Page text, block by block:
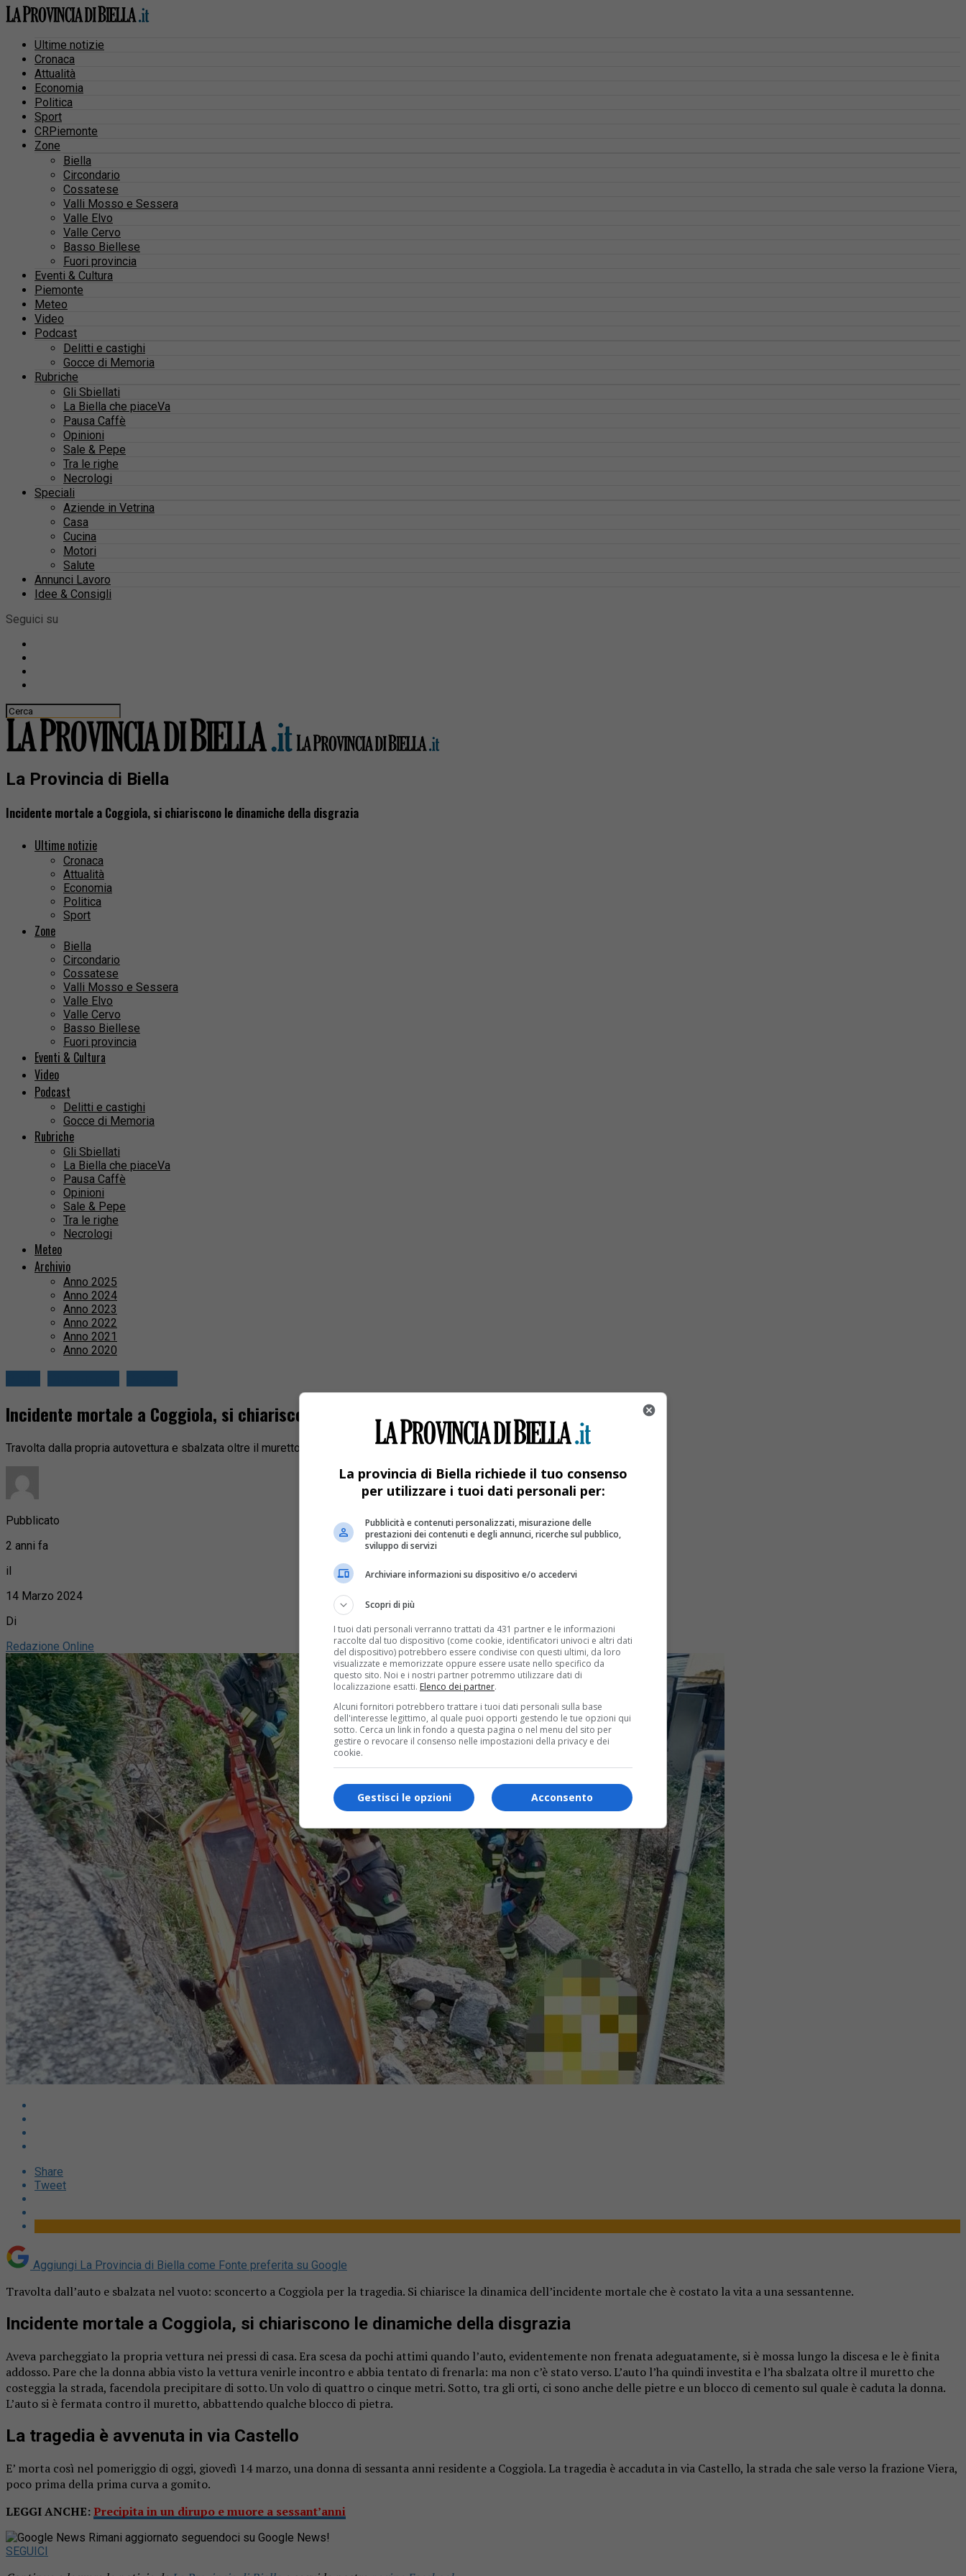
Ultime notizie
Cronaca
Attualità
Economia
Politica
Sport
CRPiemonte
Zone
Biella
Circondario
Cossatese
Valli Mosso e Sessera
Valle Elvo
Valle Cervo
Basso Biellese
Fuori provincia
Eventi & Cultura
Piemonte
Meteo
Video
Podcast
Delitti e castighi
Gocce di Memoria
Rubriche
Gli Sbiellati
La Biella che piaceVa
Pausa Caffè
Opinioni
Sale & Pepe
Tra le righe
Necrologi
Speciali
Aziende in Vetrina
Casa
Cucina
Motori
Salute
Annunci Lavoro
Idee & Consigli
Seguici su
La Provincia di Biella
Incidente mortale a Coggiola, si chiariscono le dinamiche della disgrazia
Ultime notizie
Cronaca
Attualità
Economia
Politica
Sport
Zone
Biella
Circondario
Cossatese
Valli Mosso e Sessera
Valle Elvo
Valle Cervo
Basso Biellese
Fuori provincia
Eventi & Cultura
Video
Podcast
Delitti e castighi
Gocce di Memoria
Rubriche
Gli Sbiellati
La Biella che piaceVa
Pausa Caffè
Opinioni
Sale & Pepe
Tra le righe
Necrologi
Meteo
Archivio
Anno 2025
Anno 2024
Anno 2023
Anno 2022
Anno 2021
Anno 2020
Incidente mortale a Coggiola, si chiariscono le dinamiche della disgrazia
Travolta dalla propria autovettura e sbalzata oltre il muretto di protezione
Pubblicato
2 anni fa
il
14 Marzo 2024
Di
Redazione Online
Share
Tweet
Aggiungi La Provincia di Biella come Fonte preferita su Google
Travolta dall’auto e sbalzata nel vuoto: sconcerto a Coggiola per la tragedia. Si chiarisce la dinamica dell’incidente mortale che è costato la vita a una sessantenne.
Incidente mortale a Coggiola, si chiariscono le dinamiche della disgrazia
Aveva parcheggiato la propria vettura nei pressi di casa. Era scesa da pochi attimi quando l’auto, evidentemente non frenata adeguatamente, si è mossa lungo la discesa e le è finita
addosso. Pare che la donna abbia visto la vettura venirle incontro e abbia tentato di frenarla: ma non c’è stato verso. L’auto l’ha quindi investita e l’ha sbalzata oltre il muretto che
costeggia la strada, facendola precipitare di sotto. Un volo di quattro o cinque metri. Sotto, tra gli orti, ci sono anche delle pietre e un blocco di cemento sul quale è caduta la donna.
L’auto si è fermata contro il muretto, abbattendo qualche blocco di pietra.
La tragedia è avvenuta in via Castello
E’ morta così nel pomeriggio di oggi, giovedì 14 marzo, una donna di sessanta anni residente a Coggiola. La tragedia è accaduta in via Castello, la strada che sale verso la frazione Viera,
poco prima della prima curva a gomito.
LEGGI ANCHE: Precipita in un dirupo e muore a sessant’anni
Rimani aggiornato seguendoci su Google News!
SEGUICI
La provincia di Biella richiede il tuo consenso
per utilizzare i tuoi dati personali per:
Pubblicità e contenuti personalizzati, misurazione delle
prestazioni dei contenuti e degli annunci, ricerche sul pubblico,
sviluppo di servizi
Archiviare informazioni su dispositivo e/o accedervi
Scopri di più
I tuoi dati personali verranno trattati da 431 partner e le informazioni
raccolte dal tuo dispositivo (come cookie, identificatori univoci e altri dati
del dispositivo) potrebbero essere condivise con questi ultimi, da loro
visualizzate e memorizzate oppure essere usate nello specifico da
questo sito. Noi e i nostri partner potremmo utilizzare dati di
localizzazione esatti. Elenco dei partner.
Alcuni fornitori potrebbero trattare i tuoi dati personali sulla base
dell'interesse legittimo, al quale puoi opporti gestendo le tue opzioni qui
sotto. Cerca un link in fondo a questa pagina o nel menu del sito per
gestire o revocare il consenso nelle impostazioni della privacy e dei
cookie.
Acconsento
Gestisci le opzioni